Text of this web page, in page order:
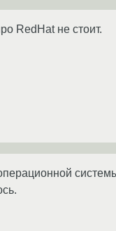
RedHat не стоит.